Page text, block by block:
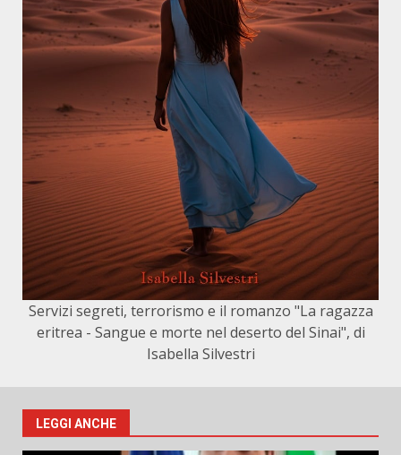
Servizi segreti, terrorismo e il romanzo "La ragazza
eritrea - Sangue e morte nel deserto del Sinai", di
Isabella Silvestri
LEGGI ANCHE